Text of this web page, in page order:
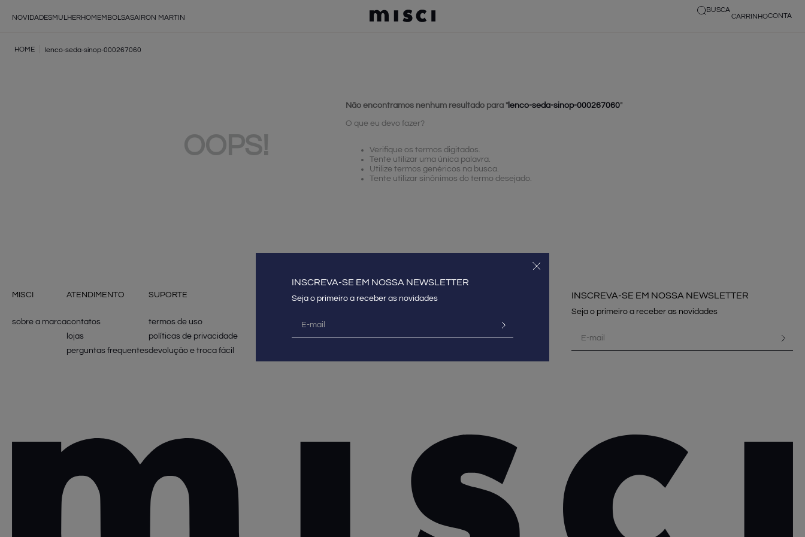
INSCREVA-SE EM NOSSA NEWSLETTER
NOVIDADESMULHERHOMEMBOLSASAIRON MARTIN
BUSCA
lenco-seda-sinop-000267060
OOPS!
Não encontramos nenhum resultado para "lenco-seda-sinop-000267060"
O que eu devo fazer?
Verifique os termos digitados.
Tente utilizar uma única palavra.
Utilize termos genéricos na busca.
Tente utilizar sinônimos do termo desejado.
MISCI
sobre a marca
ATENDIMENTO
contatos
lojas
perguntas frequentes
SUPORTE
termos de uso
políticas de privacidade
devolução e troca fácil
INSCREVA-SE EM NOSSA NEWSLETTER
TERMOS MAIS BUSCADOS